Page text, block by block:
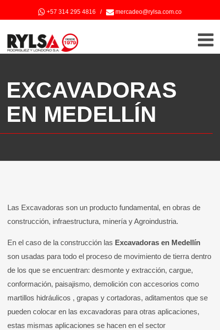
+57 314 295 4816 / mercadeo@rylsa.com.co
EXCAVADORAS
EN MEDELLÍN
Las Excavadoras son un producto fundamental, en obras de
construcción, infraestructura, minería y Agroindustria.
En el caso de la construcción las Excavadoras en Medellín
son usadas para todo el proceso de movimiento de tierra dentro
de los que se encuentran: desmonte y extracción, cargue,
conformación, paisajismo, demolición con accesorios como
martillos hidráulicos , grapas y cortadoras, aditamentos que se
pueden colocar en las excavadoras para otras aplicaciones,
estas mismas aplicaciones se hacen en el sector